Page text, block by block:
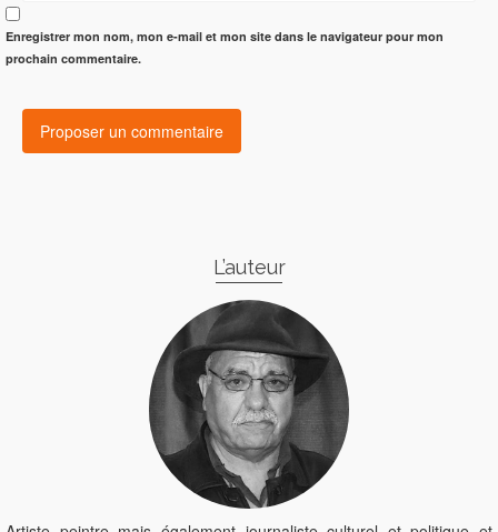
Enregistrer mon nom, mon e-mail et mon site dans le navigateur pour mon
prochain commentaire.
L’auteur